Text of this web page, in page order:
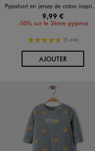
Pyjashort en jersey de coton imprimé et pailleté bébé fille
9,99 €
-50% sur le 2ème pyjama
5/5 de moyenne
(5 avis)
AJOUTERAU PANIER